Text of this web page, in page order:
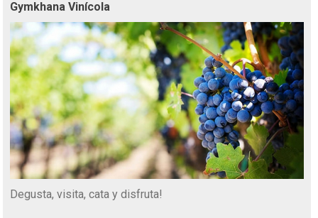
Gymkhana Vinícola
Degusta, visita, cata y disfruta!